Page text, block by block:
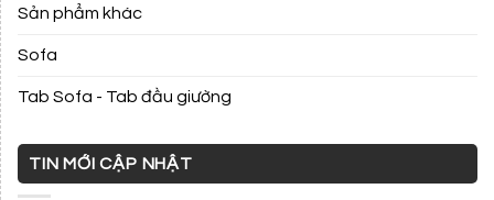
Sản phẩm khác
Sofa
Tab Sofa - Tab đầu giường
TIN MỚI CẬP NHẬT